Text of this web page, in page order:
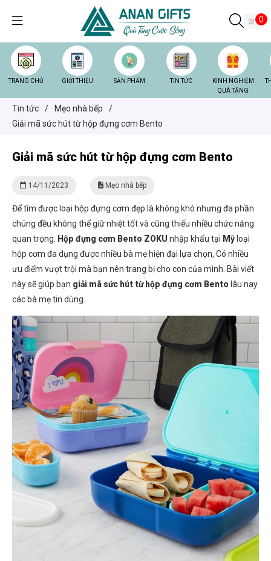
0
TRANG CHỦ GIỚI THIỆU SẢN PHẨM TIN TỨC
KINH NGHIỆM
QUÀ TẶNG
Tin tức / Mẹo nhà bếp
/
Giải mã sức hút từ hộp đựng cơm Bento
Giải mã sức hút từ hộp đựng cơm Bento
14/11/2023 Mẹo nhà bếp
Để tìm được loại hộp đựng cơm đẹp là không khó nhưng đa phần
chúng đều không thể giữ nhiệt tốt và cũng thiếu nhiều chức năng
quan trọng.
Hộp đựng cơm Bento ZOKU nhập khẩu tại Mỹ loại
hộp cơm đa dụng được nhiều bà mẹ hiện đại lựa chọn, Có nhiều
ưu điểm vượt trội mà bạn nên trang bị cho con của mình. Bài viết
này sẽ giúp bạn giải mã sức hút từ hộp đựng cơm Bento lâu nay
các bà mẹ tin dùng.